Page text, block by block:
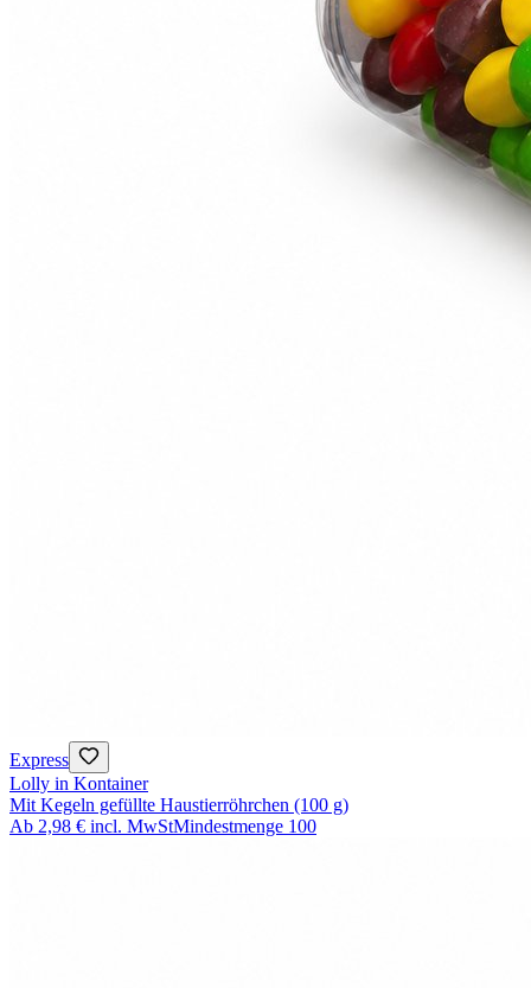
Express
Lolly in Kontainer
Mit Kegeln gefüllte Haustierröhrchen (100 g)
Ab 2,98 € incl. MwStMindestmenge 100